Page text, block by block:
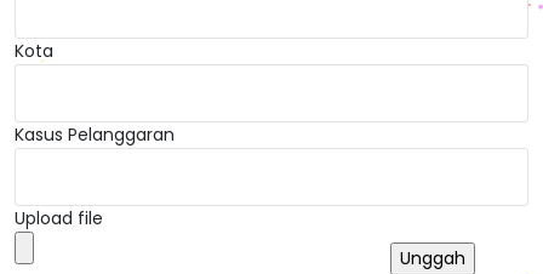
Kota
Kasus Pelanggaran
Upload file